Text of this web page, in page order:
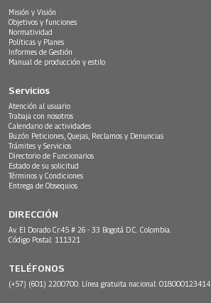
Misión y Visión
Objetivos y funciones
Normatividad
Políticas y Planes
Informes de Gestión
Manual de producción y estilo
Servicios
Atención al usuario
Trabaja con nosotros
Calendario de actividades
Buzón Peticiones, Quejas, Reclamos y Denuncias
Trámites y Servicios
Directorio de Funcionarios
Estado de su solicitud
Términos y Condiciones
Entrega de Obsequios
DIRECCIÓN
Av. El Dorado Cr.45 # 26 - 33 Bogotá D.C. Colombia.
Código Postal: 111321
TELÉFONOS
(+57) (601) 2200700. Línea gratuita nacional: 018000123414